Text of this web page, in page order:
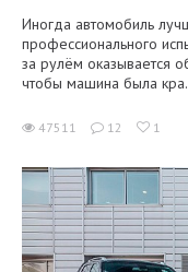
Иногда автомобиль
профессионального
за рулём оказывается
чтобы машина была
47511 12 1